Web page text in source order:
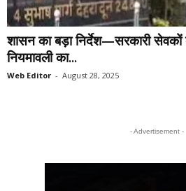
शासन का बड़ा निर्देश—सरकारी
नियमावली का...
Web Editor - August 28, 2025
- Advertisement -